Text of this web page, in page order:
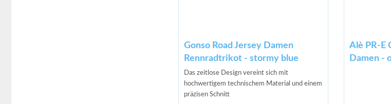
Gonso Road Jersey Damen
Rennradtrikot - stormy blue
Das zeitlose Design vereint sich mit
hochwertigem technischem Material und einem
präzisen Schnitt
Alè PR-E
Damen -